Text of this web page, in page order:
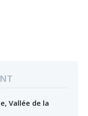
Vallée de la